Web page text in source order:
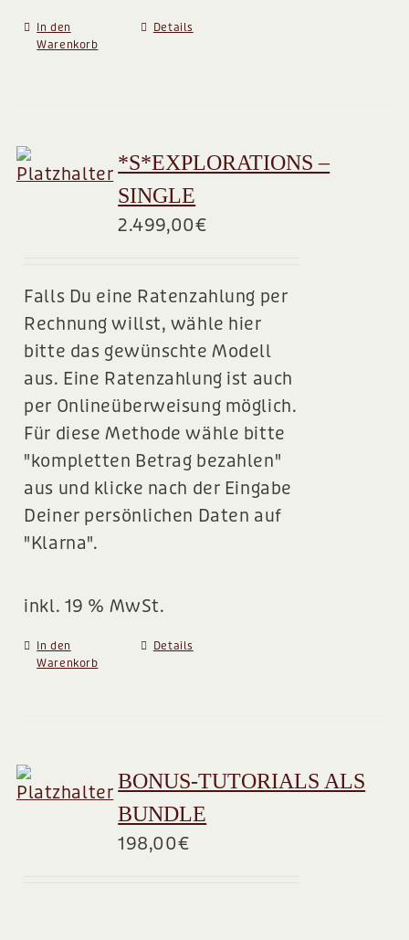
In den
Warenkorb
Details
*S*EXPLORATIONS –
SINGLE
2.499,00€
Falls Du eine Ratenzahlung per
Rechnung willst, wähle hier
bitte das gewünschte Modell
aus. Eine Ratenzahlung ist auch
per Onlineüberweisung möglich.
Für diese Methode wähle bitte
"kompletten Betrag bezahlen"
aus und klicke nach der Eingabe
Deiner persönlichen Daten auf
"Klarna".
inkl. 19 % MwSt.
In den
Warenkorb
Details
BONUS-TUTORIALS ALS
BUNDLE
198,00€